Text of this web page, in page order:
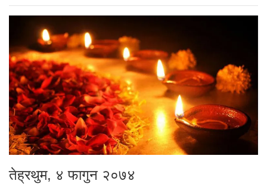
तेह्रथुम, ४ फागुन २०७४